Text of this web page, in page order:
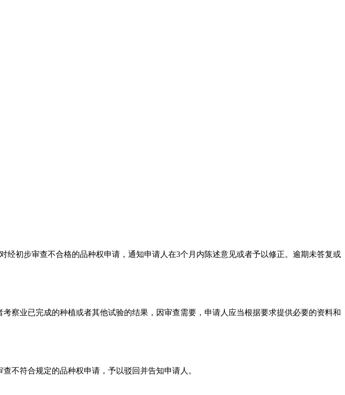
初步审查不合格的品种权申请，通知申请人在3个月内陈述意见或者予以修正。逾期未答复或
察业已完成的种植或者其他试验的结果，因审查需要，申请人应当根据要求提供必要的资料和
不符合规定的品种权申请，予以驳回并告知申请人。